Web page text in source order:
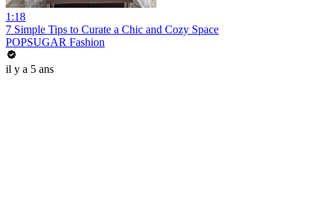
1:18
7 Simple Tips to Curate a Chic and Cozy Space
POPSUGAR Fashion
il y a 5 ans